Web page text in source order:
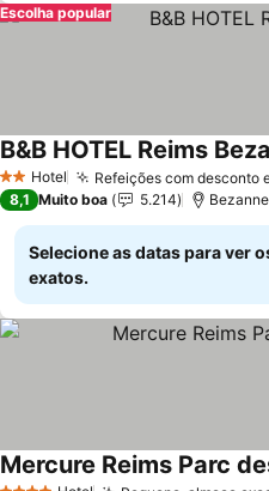
Escolha popular
2 Estrelas
Hotel Refeições com desconto
B&B HOTEL Reims
8,1 Muito boa 5.214
Selecione as datas para ver
exatos.
Mercure Reims Parc